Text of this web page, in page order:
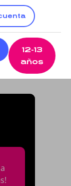
12-13
años